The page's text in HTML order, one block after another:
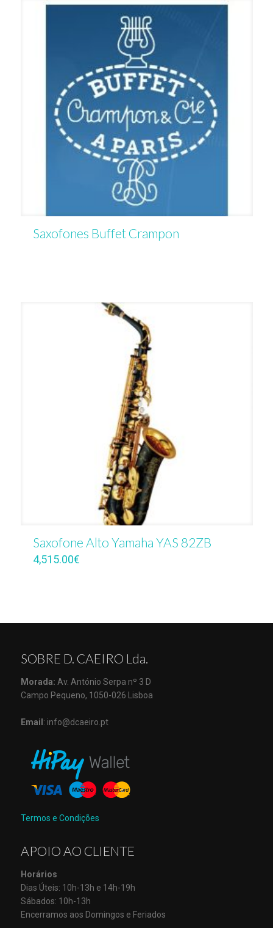
Saxofones Buffet Crampon
Saxofone Alto Yamaha YAS 82ZB
4,515.00€
SOBRE D. CAEIRO Lda.
Morada: Av. António Serpa nº 3 D
Campo Pequeno, 1050-026 Lisboa
Email : info@dcaeiro.pt
Termos e Condições
APOIO AO CLIENTE
Horários
Dias Úteis: 10h-13h e 14h-19h
Sábados: 10h-13h
Encerramos aos Domingos e Feriados